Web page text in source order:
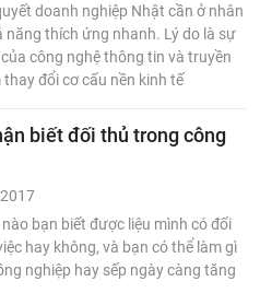
doanh nghiệp Nhật cần ở nhân
năng thích ứng nhanh. Lý do là sự
công nghệ thông tin và truyền
đổi cơ cấu nền kinh tế
biết đối thủ trong công
bạn biết được liệu mình có đối
hay không, và bạn có thể làm gì
nghiệp hay sếp ngày càng tăng